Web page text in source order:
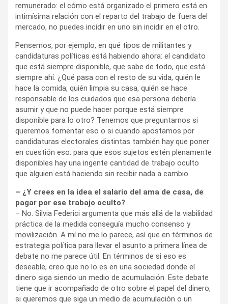
remunerado: el cómo está organizado el primero está en
intimísima relación con el reparto del trabajo de fuera del
mercado, no puedes incidir en uno sin incidir en el otro.
Pensemos, por ejemplo, en qué tipos de militantes y
candidaturas políticas está habiendo ahora: el candidato
que está siempre disponible, que sabe de todo, que está
siempre ahí. ¿Qué pasa con el resto de su vida, quién le
hace la comida, quién limpia su casa, quién se hace
responsable de los cuidados que esa persona debería
asumir y que no puede hacer porque está siempre
disponible para lo otro? Tenemos que preguntarnos si
queremos fomentar eso o si cuando apostamos por
candidaturas electorales distintas también hay que poner
en cuestión eso: para que esos sujetos estén plenamente
disponibles hay una ingente cantidad de trabajo oculto
que alguien está haciendo sin recibir nada a cambio.
– ¿Y crees en la idea el salario del ama de casa, de
pagar por ese trabajo oculto?
– No. Silvia Federici argumenta que más allá de la viabilidad
práctica de la medida conseguía mucho consenso y
movilización. A mí no me lo parece, así que en términos de
estrategia política para llevar el asunto a primera línea de
debate no me parece útil. En términos de si eso es
deseable, creo que no lo es en una sociedad donde el
dinero siga siendo un medio de acumulación. Este debate
tiene que ir acompañado de otro sobre el papel del dinero,
si queremos que siga un medio de acumulación o un